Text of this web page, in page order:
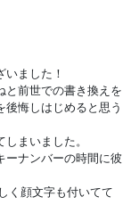
ました！
と前世での書き換えを
悔しはじめると思う
まいました。
ーナンバーの時間に彼
く顔文字も付いてて